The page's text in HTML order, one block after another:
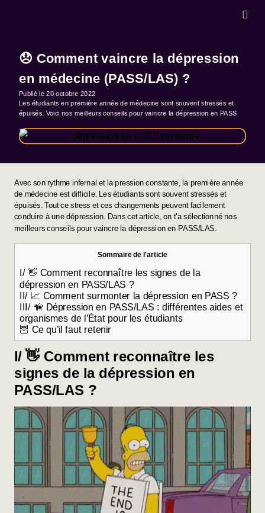
😞 Comment vaincre la dépression
en médecine (PASS/LAS) ?
Publié le 20 octobre 2022
Les étudiants en première année de médecine sont souvent stressés et
épuisés. Voici nos meilleurs conseils pour vaincre la dépression en PASS
Avec son rythme infernal et la pression constante, la première année
de médecine est difficile. Les étudiants sont souvent stressés et
épuisés. Tout ce stress et ces changements peuvent facilement
conduire à une dépression. Dans cet article, on t’a sélectionné nos
meilleurs conseils pour vaincre la dépression en PASS/LAS.
Sommaire de l'article
I/ 👋 Comment reconnaître les signes de la
dépression en PASS/LAS ?
II/ 📈 Comment surmonter la dépression en PASS ?
III/ 🦮 Dépression en PASS/LAS : différentes aides et
organismes de l’État pour les étudiants
🦉 Ce qu’il faut retenir
I/ 👋 Comment reconnaître les
signes de la dépression en
PASS/LAS ?